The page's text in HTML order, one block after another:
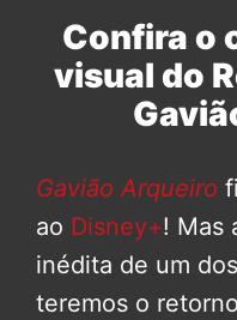
Confira o
visual do
Gavião Arqueiro
ao Disney+! Mas
inédita de um
teremos o